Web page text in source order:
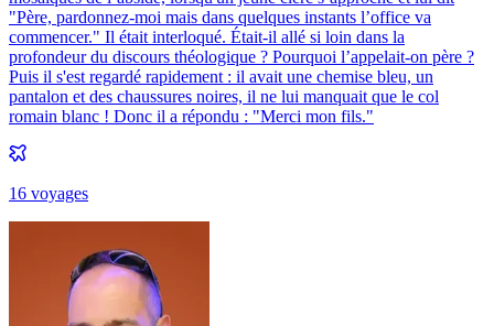
"Père, pardonnez-moi mais dans quelques instants l’office va
commencer." Il était interloqué. Était-il allé si loin dans la
profondeur du discours théologique ? Pourquoi l’appelait-on père ?
Puis il s'est regardé rapidement : il avait une chemise bleu, un
pantalon et des chaussures noires, il ne lui manquait que le col
romain blanc ! Donc il a répondu : "Merci mon fils."
16 voyages